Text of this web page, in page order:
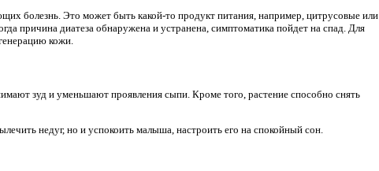
болезнь. Это может быть какой-то продукт питания, например, цитрусовые или
причина диатеза обнаружена и устранена, симптоматика пойдет на спад. Для
кожи.
зуд и уменьшают проявления сыпи. Кроме того, растение способно снять
недуг, но и успокоить малыша, настроить его на спокойный сон.